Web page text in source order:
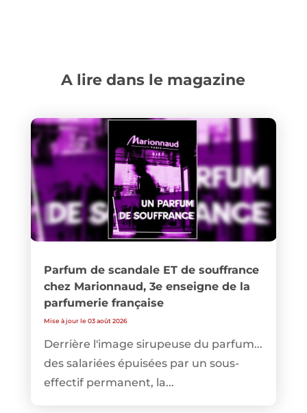
A lire dans le magazine
Parfum de scandale ET de souffrance
chez Marionnaud, 3e enseigne de la
parfumerie française
Mise à jour le 03 août 2026
Derrière l'image sirupeuse du parfum...
des salariées épuisées par un sous-
effectif permanent, la...